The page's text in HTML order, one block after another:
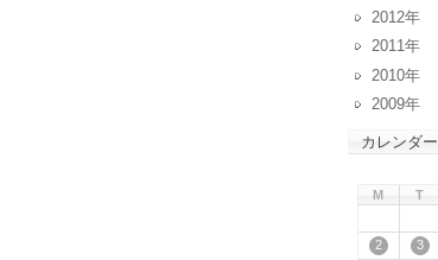
2012
2011
2010
2009
カレンダー
M
T
2
3